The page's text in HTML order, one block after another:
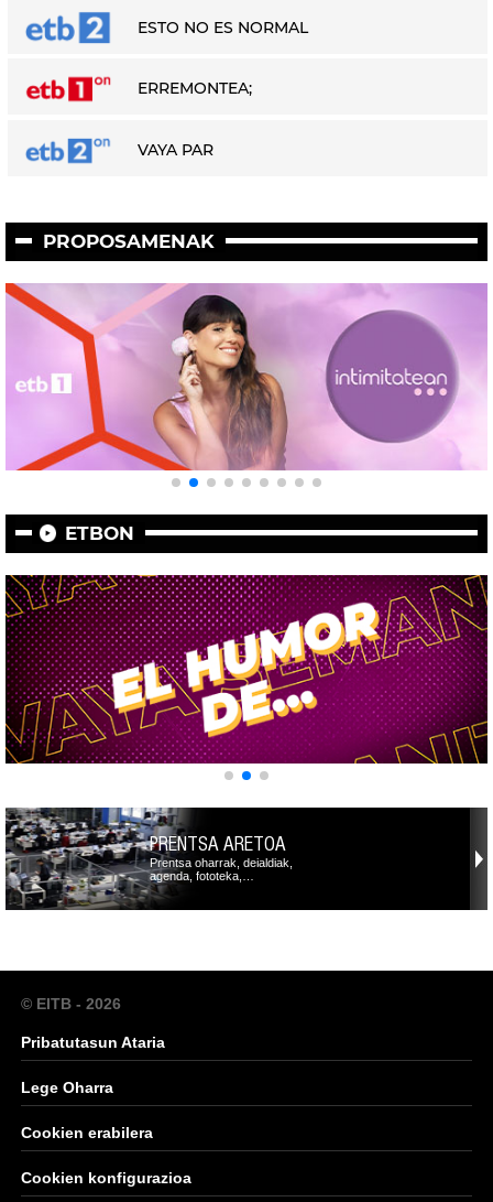
ESTO NO ES NORMAL
ERREMONTEA;
VAYA PAR
PROPOSAMENAK
ETBON
PRENTSA ARETOA
Prentsa oharrak, deialdiak,
agenda, fototeka,…
© EITB - 2026
Pribatutasun Ataria
Lege Oharra
Cookien erabilera
Cookien konfigurazioa